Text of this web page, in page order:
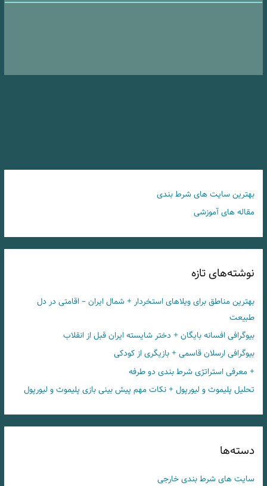
بهترین سایت های شرط بندی
مقاله های آموزشی
نوشته‌های تازه
بهترین مناطق برای ویلاهای استخردار + شمال ایران – اقامتی در دل
طبیعت
بیوگرافی افسانه بایگان + دختر شایسته ایران قبل از انقلاب
بیوگرافی ارسلان قاسمی + بازیگری از کودکی
+ معرفی استراتژی شرط بندی دو طرفه
تحلیل پلیموث و لیورپول + نکات مهم پیش بینی بازی پلیموث و لیورپول
دسته‌ها
سایت های شرط بندی خارجی